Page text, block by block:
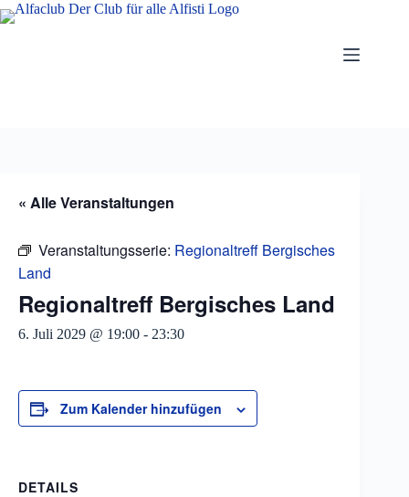
Zum
Inhalt
« Alle Veranstaltungen
Veranstaltungsserie: Regionaltreff Bergisches
Land
Regionaltreff Bergisches Land
6. Juli 2029 @ 19:00 - 23:30
Zum Kalender hinzufügen
DETAILS